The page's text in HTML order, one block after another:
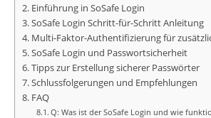
Einführung in SoSafe Login
SoSafe Login Schritt-für-Schritt Anleitung
Multi-Faktor-Authentifizierung für
SoSafe Login und Passwortsicherheit
Tipps zur Erstellung sicherer Passwörter
Schlussfolgerungen und Empfehlungen
FAQ
Q: Was ist der SoSafe Login und wie